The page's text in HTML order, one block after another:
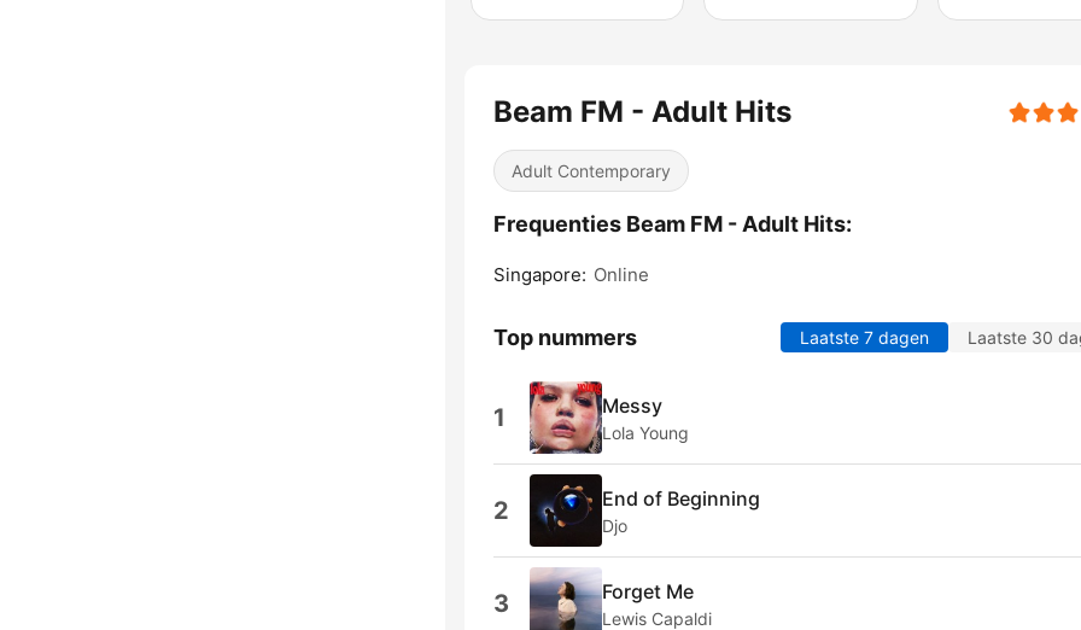
Beam FM - Adult Hits
Adult Contemporary
Frequenties Beam FM - Adult Hits:
Singapore: Online
Top nummers Laatste 7 dagen Laatste 30
1 Messy
Lola Young
2 End of Beginning
Djo
3 Forget Me
Lewis Capaldi